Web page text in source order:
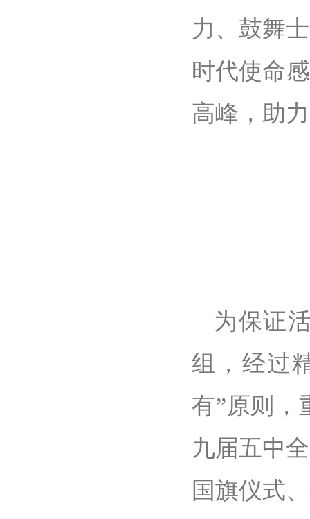
力、鼓舞
时代使命
高峰，助
为保证
组，经过
有”原则，
九届五中
国旗仪式